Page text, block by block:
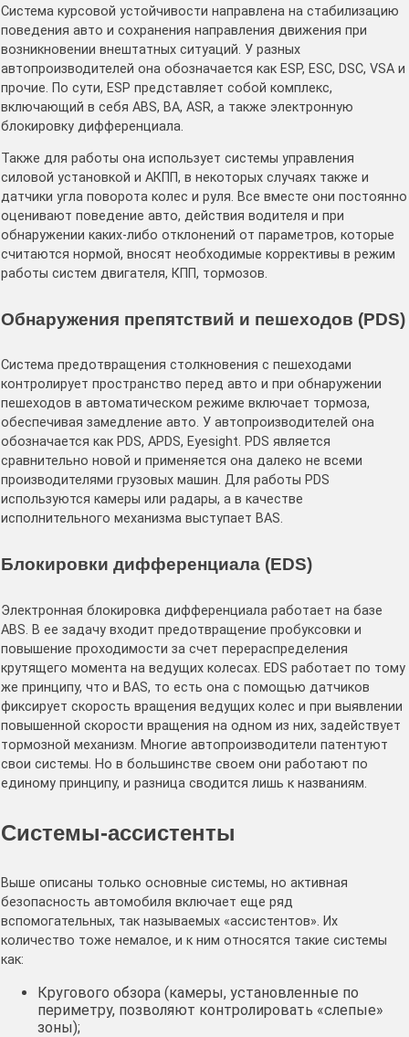
Система курсовой устойчивости направлена на стабилизацию
поведения авто и сохранения направления движения при
возникновении внештатных ситуаций. У разных
автопроизводителей она обозначается как ESP, ESC, DSC, VSA и
прочие. По сути, ESP представляет собой комплекс,
включающий в себя ABS, BA, ASR, а также электронную
блокировку дифференциала.
Также для работы она использует системы управления
силовой установкой и АКПП, в некоторых случаях также и
датчики угла поворота колес и руля. Все вместе они постоянно
оценивают поведение авто, действия водителя и при
обнаружении каких-либо отклонений от параметров, которые
считаются нормой, вносят необходимые коррективы в режим
работы систем двигателя, КПП, тормозов.
Обнаружения препятствий и пешеходов (PDS)
Система предотвращения столкновения с пешеходами
контролирует пространство перед авто и при обнаружении
пешеходов в автоматическом режиме включает тормоза,
обеспечивая замедление авто. У автопроизводителей она
обозначается как PDS, APDS, Eyesight. PDS является
сравнительно новой и применяется она далеко не всеми
производителями грузовых машин. Для работы PDS
используются камеры или радары, а в качестве
исполнительного механизма выступает BAS.
Блокировки дифференциала (EDS)
Электронная блокировка дифференциала работает на базе
ABS. В ее задачу входит предотвращение пробуксовки и
повышение проходимости за счет перераспределения
крутящего момента на ведущих колесах. EDS работает по тому
же принципу, что и BAS, то есть она с помощью датчиков
фиксирует скорость вращения ведущих колес и при выявлении
повышенной скорости вращения на одном из них, задействует
тормозной механизм. Многие автопроизводители патентуют
свои системы. Но в большинстве своем они работают по
единому принципу, и разница сводится лишь к названиям.
Системы-ассистенты
Выше описаны только основные системы, но активная
безопасность автомобиля включает еще ряд
вспомогательных, так называемых «ассистентов». Их
количество тоже немалое, и к ним относятся такие системы
как:
Кругового обзора (камеры, установленные по
периметру, позволяют контролировать «слепые»
зоны);